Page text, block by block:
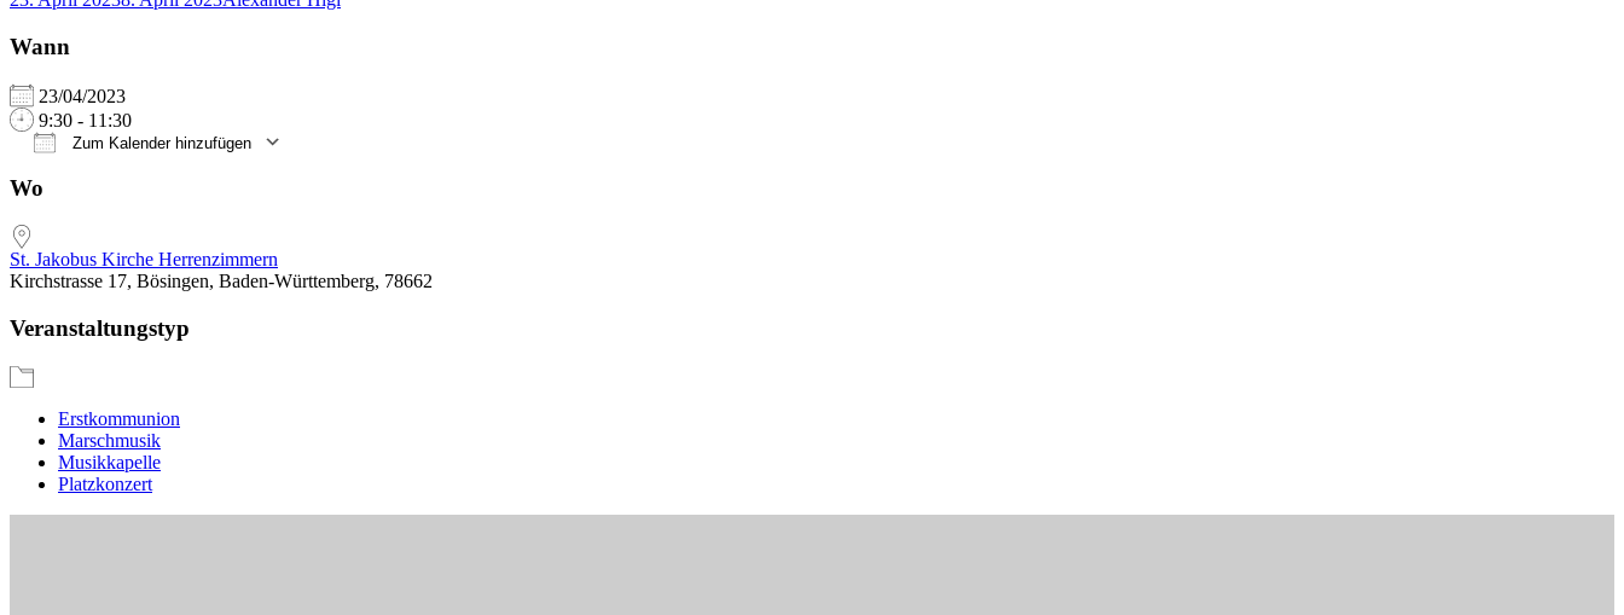
Wann
23/04/2023
9:30 - 11:30
Zum Kalender hinzufügen
Wo
St. Jakobus Kirche Herrenzimmern
Kirchstrasse 17, Bösingen, Baden-Württemberg, 78662
Veranstaltungstyp
Erstkommunion
Marschmusik
Musikkapelle
Platzkonzert